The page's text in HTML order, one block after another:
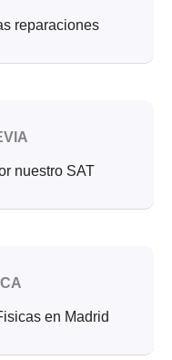
reparaciones
nuestro SAT
en Madrid